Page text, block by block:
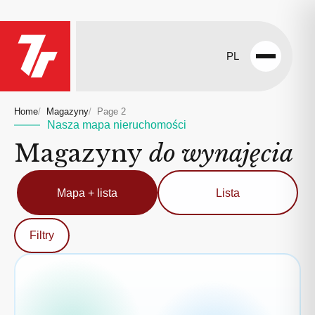
PL
Open
Home Magazyny Page 2
Nasza mapa nieruchomości
Magazyny do wynajęcia
Mapa + lista Lista
Filtry